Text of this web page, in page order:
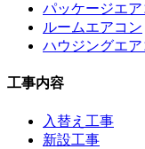
パッケージエア
ルームエアコン
ハウジングエア
工事内容
入替え工事
新設工事